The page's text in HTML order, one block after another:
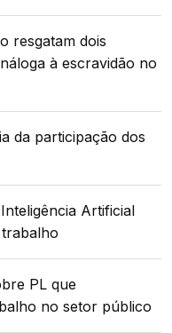
resgatam dois
à escravidão no
da participação dos
Artificial
PL que
no setor público